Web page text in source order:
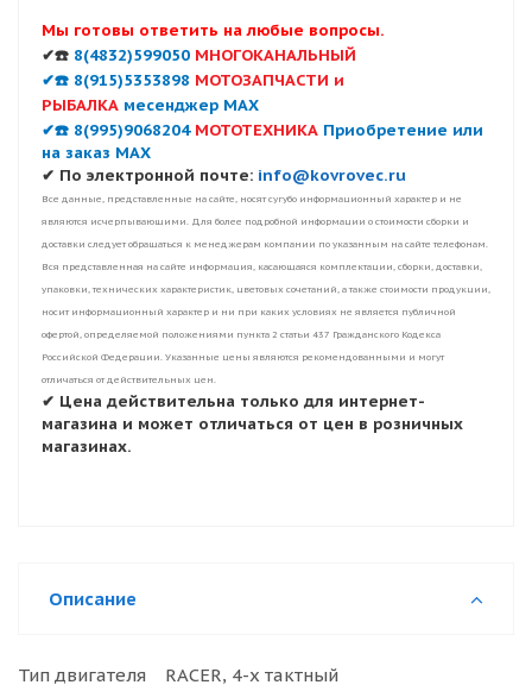
Мы готовы ответить на любые вопросы.
✔☎️ 8(4832)599050 МНОГОКАНАЛЬНЫЙ
✔☎️ 8(915)5353898 МОТОЗАПЧАСТИ и
РЫБАЛКА месенджер MAX
✔☎️ 8(995)9068204 МОТОТЕХНИКА Приобретение или
на заказ MAX
✔ По электронной почте: info@kovrovec.ru
Все данные, представленные на сайте, носят сугубо информационный характер и не
являются исчерпывающими. Для более подробной информации о стоимости сборки и
доставки следует обращаться к менеджерам компании по указанным на сайте телефонам.
Вся представленная на сайте информация, касающаяся комплектации, сборки, доставки,
упаковки, технических характеристик, цветовых сочетаний, а также стоимости продукции,
носит информационный характер и ни при каких условиях не является публичной
офертой, определяемой положениями пункта 2 статьи 437 Гражданского Кодекса
Российской Федерации. Указанные цены являются рекомендованными и могут
отличаться от действительных цен.
✔ Цена действительна только для интернет-
магазина и может отличаться от цен в розничных
магазинах.
Описание
Тип двигателя RACER, 4-х тактный